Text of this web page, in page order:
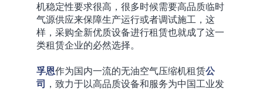
机稳定性要求很高，很多时候需要高品质临时
气源供应来保障生产运行或者调试施工，这
样，采购全新优质设备进行租赁也就成了这一
类租赁企业的必然选择。
孚恩作为国内一流的无油空气压缩机租赁公
司
，致力于以高品质设备和服务为中国工业发